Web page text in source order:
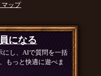
マップ
になる
にし、AIで質問を一括
もっと快適に遊べま